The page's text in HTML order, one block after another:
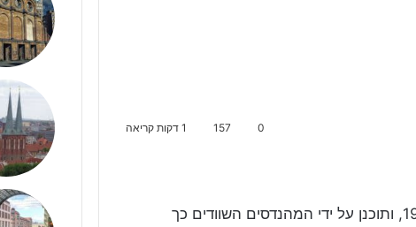
0
157
מגדל הטלוויזיה בברלין (Fernsehturm) נבנה בשנת 1969, ותוכנן על ידי המהנדסים השוודים כך